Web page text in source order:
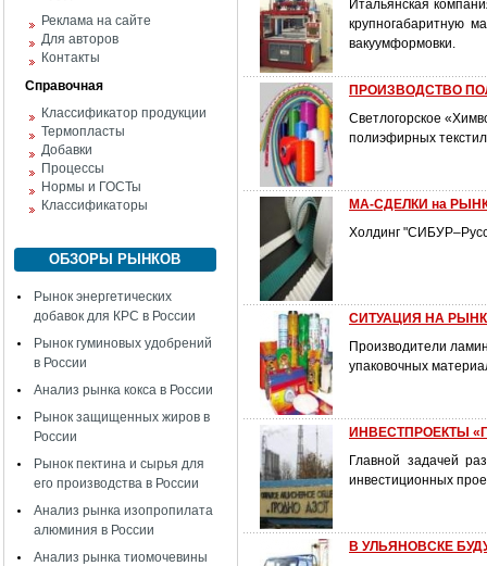
Реклама на сайте
Для авторов
Контакты
Справочная
Классификатор продукции
Термопласты
Добавки
Процессы
Нормы и ГОСТы
Классификаторы
ОБЗОРЫ РЫНКОВ
Рынок энергетических
добавок для КРС в России
Рынок гуминовых удобрений
в России
Анализ рынка кокса в России
Рынок защищенных жиров в
России
Рынок пектина и сырья для
его производства в России
Анализ рынка изопропилата
алюминия в России
Анализ рынка тиомочевины
Итальянская
крупногабаритную
вакуумформовки.
ПРОИЗВОДСТВО
Светлогорское
полиэфирных
МА-СДЕЛКИ на
Холдинг
СИТУАЦИЯ НА
Производители
упаковочных
ИНВЕСТПРОЕКТЫ
Главной задачей
инвестиционных
В УЛЬЯНОВСКЕ